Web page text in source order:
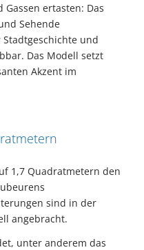
ertasten: Das
Sehende
und
Das Modell setzt
Akzent im
1,7 Quadratmetern den
sind in der
angebracht.
unter anderem das